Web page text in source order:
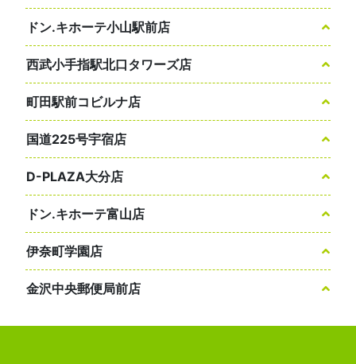
ドン.キホーテ小山駅前店
西武小手指駅北口タワーズ店
町田駅前コビルナ店
国道225号宇宿店
D-PLAZA大分店
ドン.キホーテ富山店
伊奈町学園店
金沢中央郵便局前店